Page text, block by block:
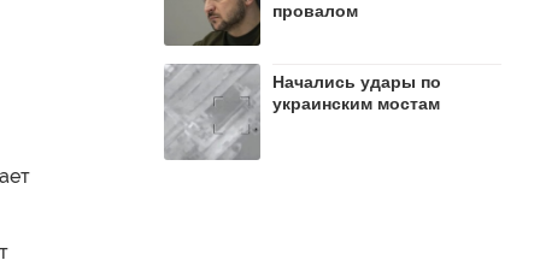
провалом
Начались удары по
украинским мостам